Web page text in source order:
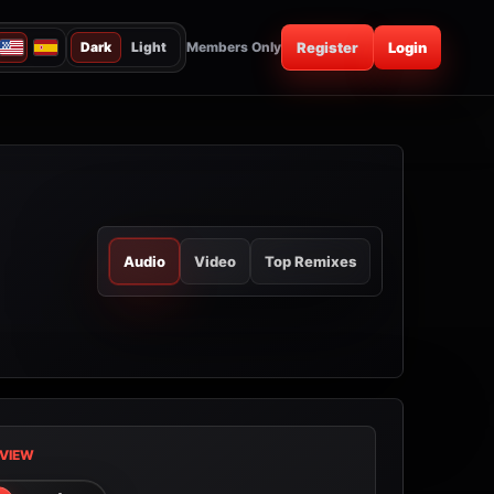
Dark Light Members Only Register Login
Audio Video Top Remixes